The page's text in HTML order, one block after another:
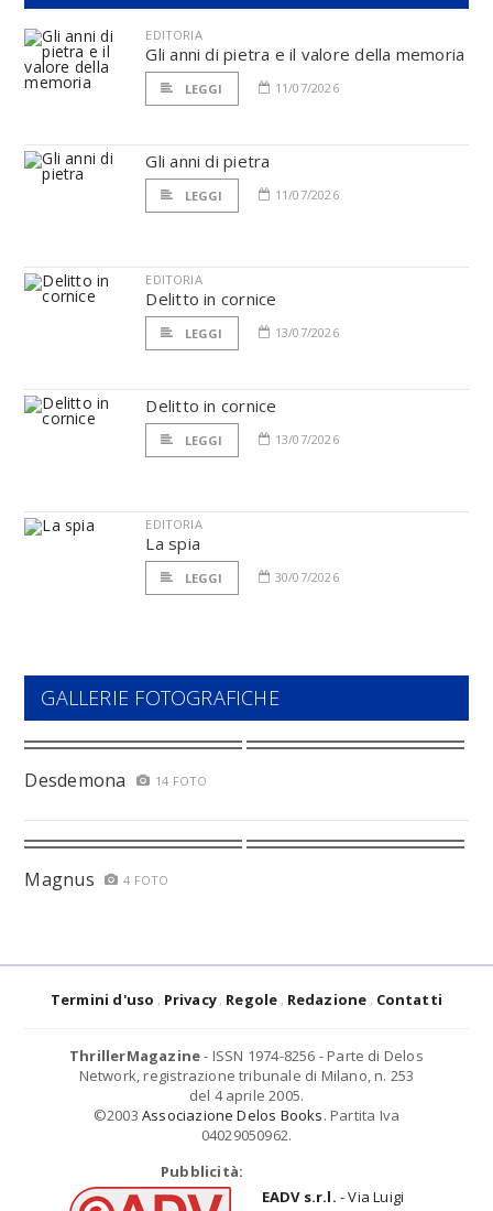
EDITORIA
Gli anni di pietra e il valore della memoria
LEGGI 11/07/2026
Gli anni di pietra
LEGGI 11/07/2026
EDITORIA
Delitto in cornice
LEGGI 13/07/2026
Delitto in cornice
LEGGI 13/07/2026
EDITORIA
La spia
LEGGI 30/07/2026
GALLERIE FOTOGRAFICHE
Desdemona 14 FOTO
Magnus 4 FOTO
Termini d'uso Privacy Regole Redazione Contatti
ThrillerMagazine- ISSN 1974-8256 - Parte di Delos
Network, registrazione tribunale di Milano, n. 253
del 4 aprile 2005.
©2003 Associazione Delos Books. Partita Iva
04029050962.
Pubblicità:
EADV s.r.l. - Via Luigi